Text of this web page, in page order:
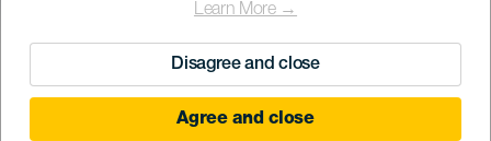
Learn More →
Disagree and close
Agree and close
Las Palmas de Gran Canaria